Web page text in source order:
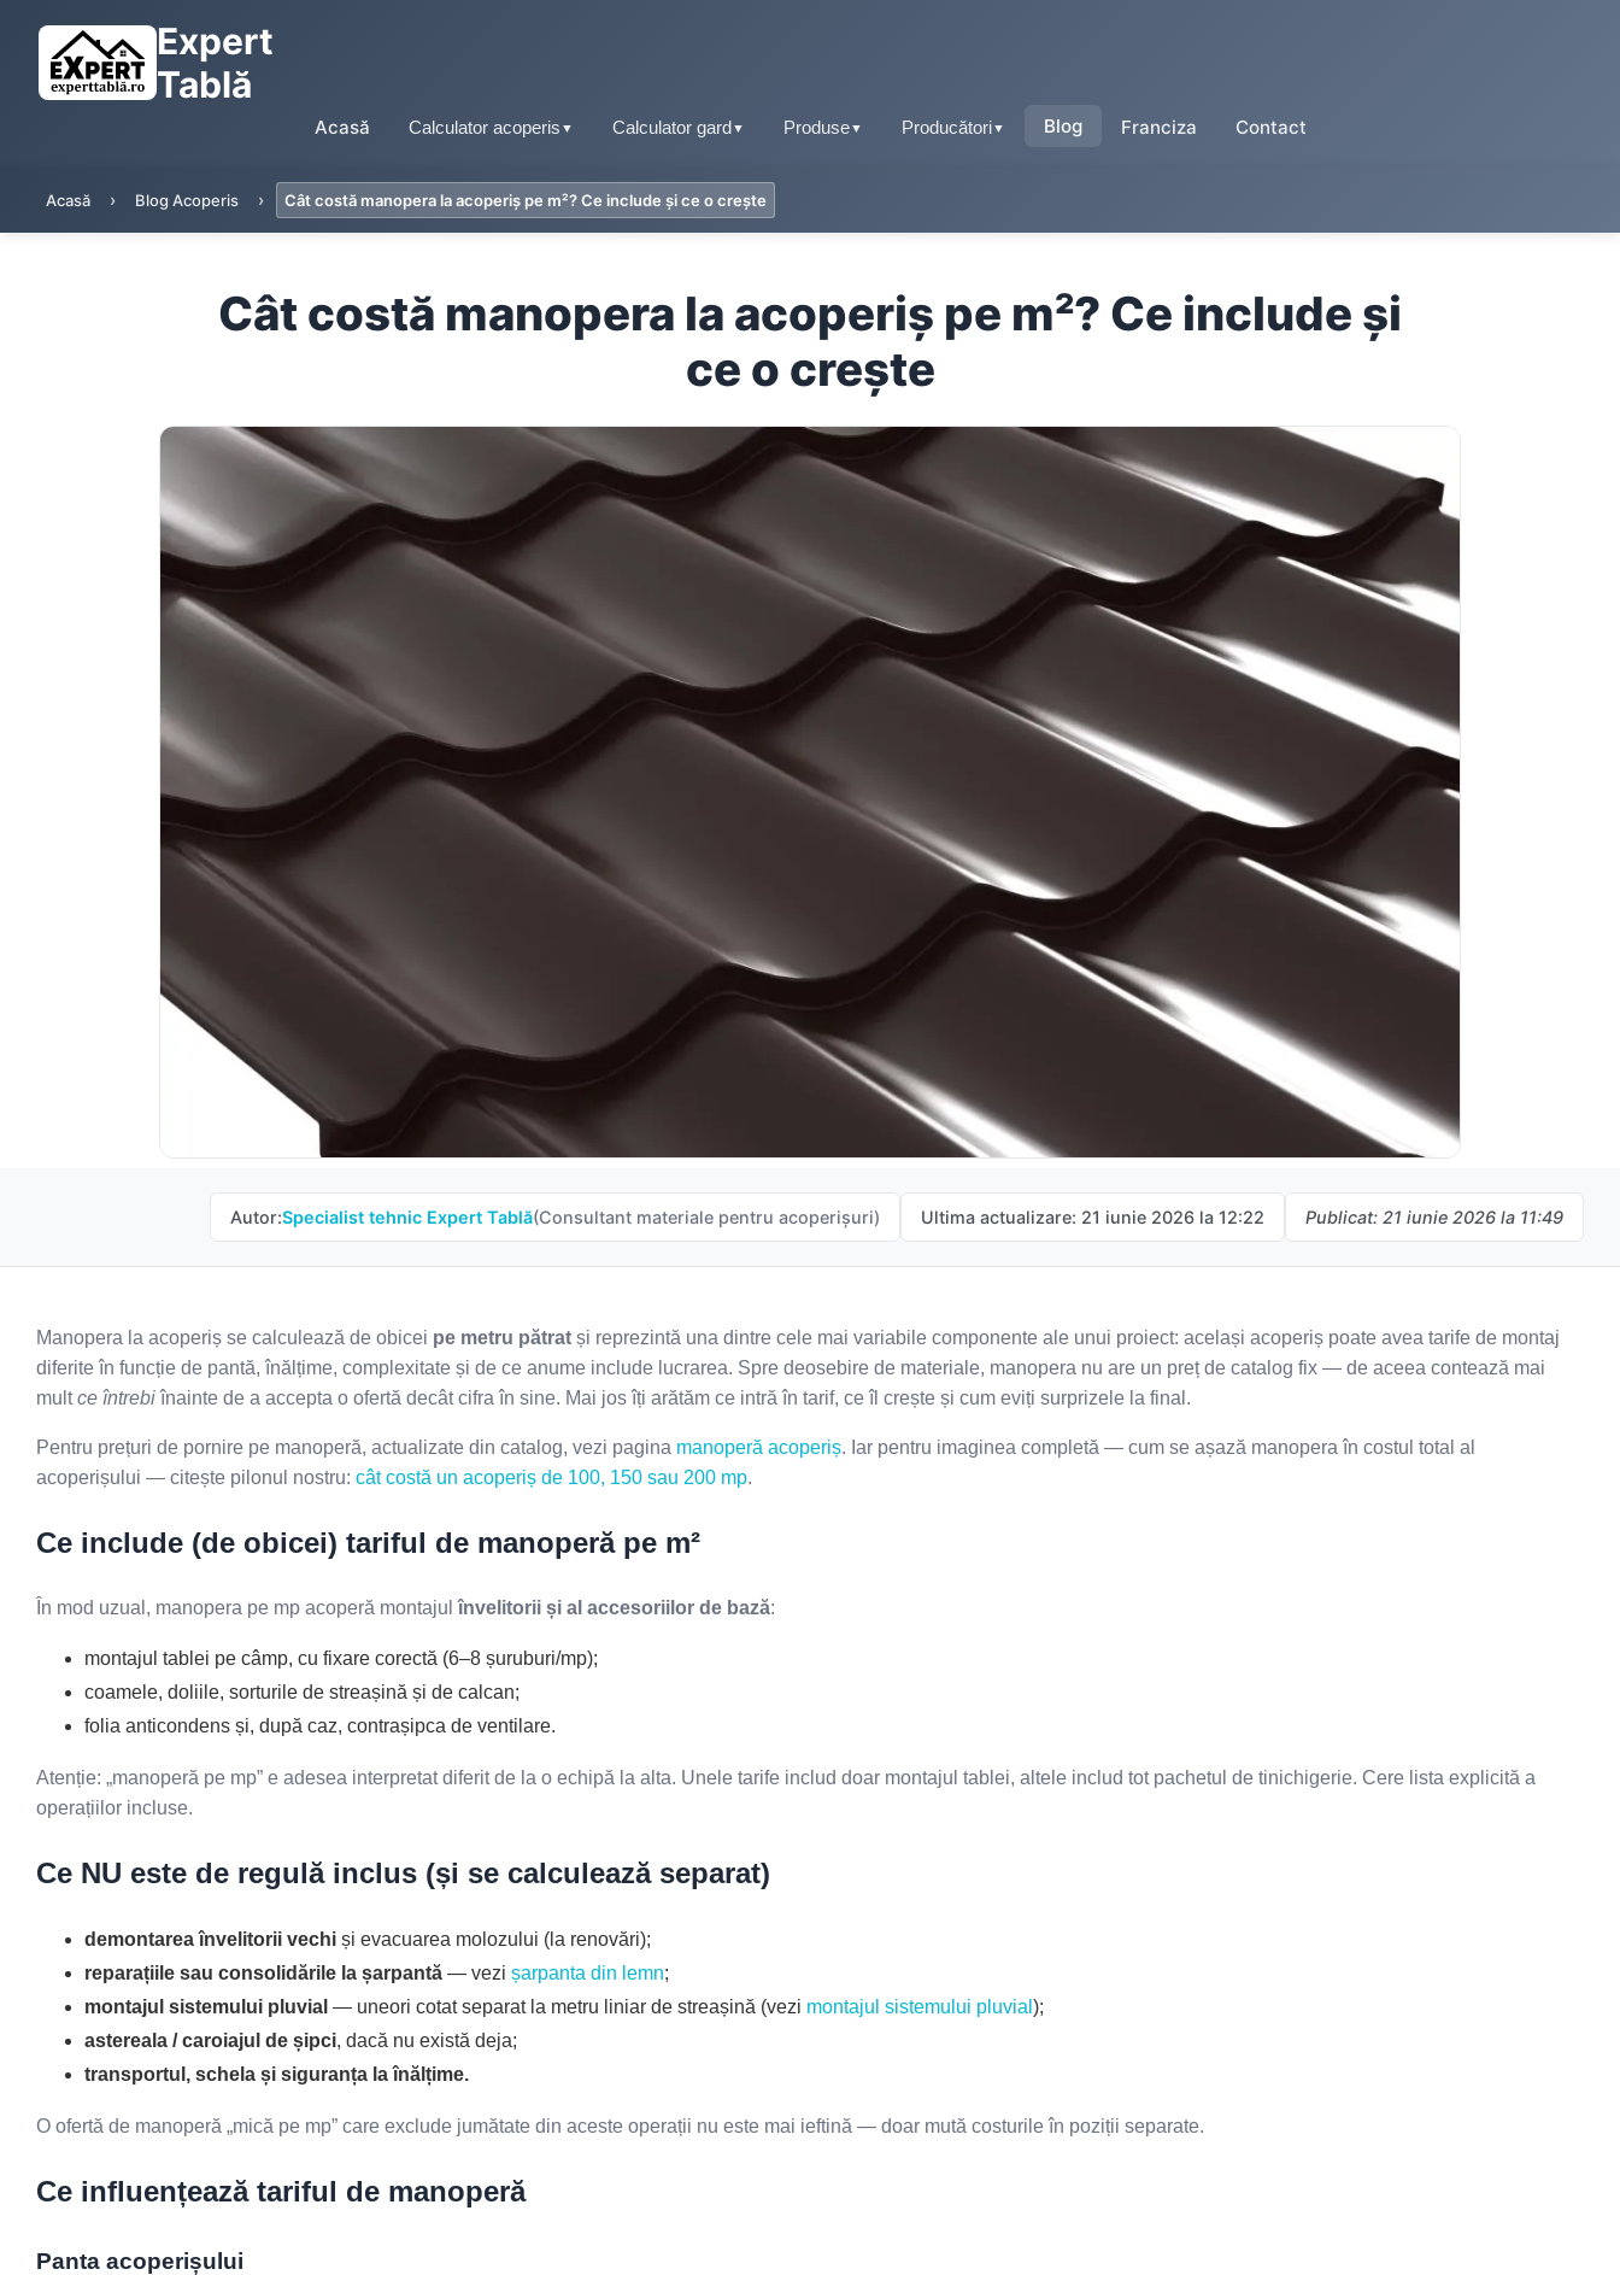
Expert
Tablă
Acasă Calculator acoperis ▼ Calculator gard ▼ Produse▼
Tablă tip țiglă
Tablă cutată
Tablă prefălțuită click
Tablă tip șindrilă
Tablă fațadă
Tablă modulară
Șipci gard metalic
Panouri gard
Accesorii din tablă
Suruburi, folii și alte
componente
Sistem pluvial
Producători▼
Tablă fălțuită
Tablă cutată
Retro Panel
Sisteme pluviale
Sistem pluvial
Tablă cutată
Sageac metalic
Tablă fălțuită și Click
Țiglă metalică
Tablă prefălțuită Canto
Sistem pluvial
Accesorii
Blog Franciza Contact
Acasă Blog Acoperis Cât costă manopera la acoperiș pe m²? Ce include și ce o crește
Cât costă manopera la acoperiș pe m²? Ce include și
ce o crește
Autor:Specialist tehnic Expert Tablă(Consultant materiale pentru acoperișuri) Ultima actualizare: 21 iunie 2026 la 12:22 Publicat: 21 iunie 2026 la 11:49
Manopera la acoperiș se calculează de obicei pe metru pătrat și reprezintă una dintre cele mai variabile componente ale unui proiect: același acoperiș poate avea tarife de montaj
diferite în funcție de pantă, înălțime, complexitate și de ce anume include lucrarea. Spre deosebire de materiale, manopera nu are un preț de catalog fix — de aceea contează mai
multce întrebiînainte de a accepta o ofertă decât cifra în sine. Mai jos îți arătăm ce intră în tarif, ce îl crește și cum eviți surprizele la final.
Pentru prețuri de pornire pe manoperă, actualizate din catalog, vezi pagina manoperă acoperiș. Iar pentru imaginea completă — cum se așază manopera în costul total al
acoperișului — citește pilonul nostru: cât costă un acoperiș de 100, 150 sau 200 mp.
Ce include (de obicei) tariful de manoperă pe m²
În mod uzual, manopera pe mp acoperă montajulînvelitorii și al accesoriilor de bază:
montajul tablei pe câmp, cu fixare corectă (6–8 șuruburi/mp);
coamele, doliile, sorturile de streașină și de calcan;
folia anticondens și, după caz, contrașipca de ventilare.
Atenție: „manoperă pe mp” e adesea interpretat diferit de la o echipă la alta. Unele tarife includ doar montajul tablei, altele includ tot pachetul de tinichigerie. Cere lista explicită a
operațiilor incluse.
Ce NU este de regulă inclus (și se calculează separat)
demontarea învelitorii vechi și evacuarea molozului (la renovări);
reparațiile sau consolidările la șarpantă — vezi șarpanta din lemn;
montajul sistemului pluvial — uneori cotat separat la metru liniar de streașină (vezi montajul sistemului pluvial );
astereala / caroiajul de șipci, dacă nu există deja;
transportul, schela și siguranța la înălțime.
O ofertă de manoperă „mică pe mp” care exclude jumătate din aceste operații nu este mai ieftină — doar mută costurile în poziții separate.
Ce influențează tariful de manoperă
Panta acoperișului